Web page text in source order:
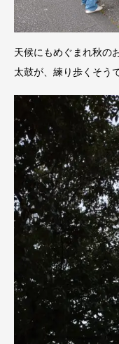
天候にもめぐまれ秋の
太鼓が、練り歩くそう